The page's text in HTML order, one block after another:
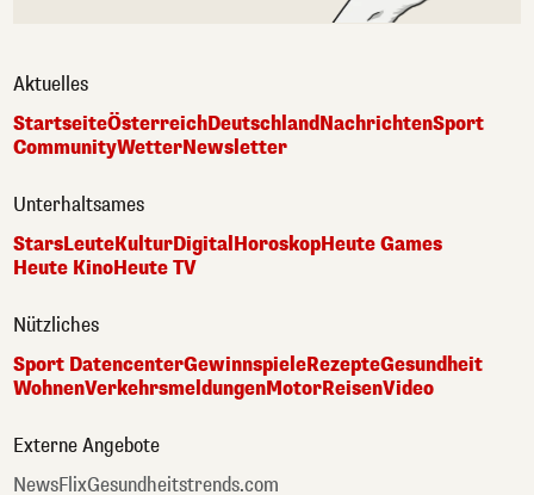
Aktuelles
StartseiteÖsterreichDeutschlandNachrichtenSport
CommunityWetterNewsletter
Unterhaltsames
StarsLeuteKulturDigital HoroskopHeute Games
Heute KinoHeute TV
Nützliches
Sport DatencenterGewinnspieleRezepteGesundheit
WohnenVerkehrsmeldungenMotorReisenVideo
Externe Angebote
NewsFlixGesundheitstrends.com